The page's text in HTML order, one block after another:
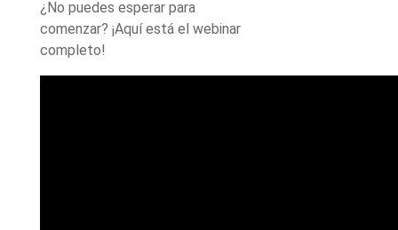
¿No puedes esperar para
comenzar? ¡Aquí está el webinar
completo!